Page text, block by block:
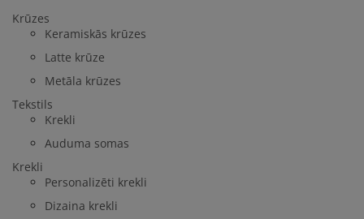
Krūzes
Keramiskās krūzes
Latte krūze
Metāla krūzes
Tekstils
Krekli
Auduma somas
Krekli
Personalizēti krekli
Dizaina krekli